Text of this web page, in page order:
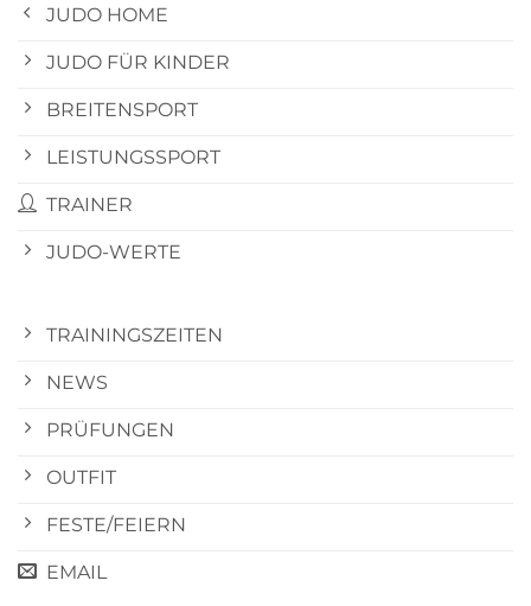
JUDO HOME
JUDO FÜR KINDER
BREITENSPORT
LEISTUNGSSPORT
TRAINER
JUDO-WERTE
TRAININGSZEITEN
NEWS
PRÜFUNGEN
OUTFIT
FESTE/FEIERN
EMAIL